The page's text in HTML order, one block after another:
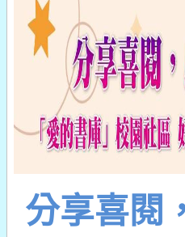
分享喜閱